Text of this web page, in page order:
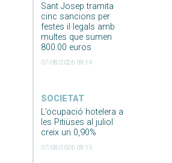
Sant Josep tramita
cinc sancions per
festes il·legals amb
multes que sumen
800.00 euros
07/08/2026 09:14
SOCIETAT
L’ocupació hotelera a
les Pitiüses al juliol
creix un 0,90%
07/08/2026 09:15